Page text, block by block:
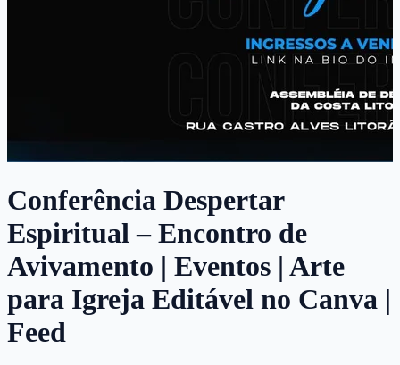
Conferência Despertar
Espiritual – Encontro de
Avivamento | Eventos | Arte
para Igreja Editável no Canva |
Feed